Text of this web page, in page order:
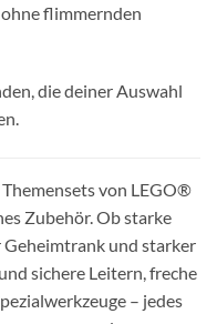
flimmernden
die deiner Auswahl
von LEGO®
Zubehör. Ob starke
und starker
sichere Leitern, freche
– jedes